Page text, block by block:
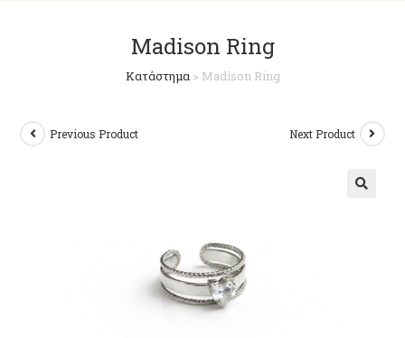
Madison Ring
Κατάστημα> Madison Ring
Previous Product Next Product